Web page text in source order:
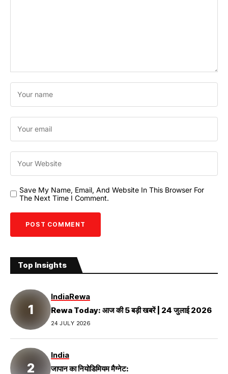
Save My Name, Email, And Website In This Browser For
The Next Time I Comment.
Top Insights
IndiaRewa
Rewa Today: आज की 5 बड़ी खबरें | 24 जुलाई 2026
24 JULY 2026
India
जापान का नियोडिमियम मैग्नेट: